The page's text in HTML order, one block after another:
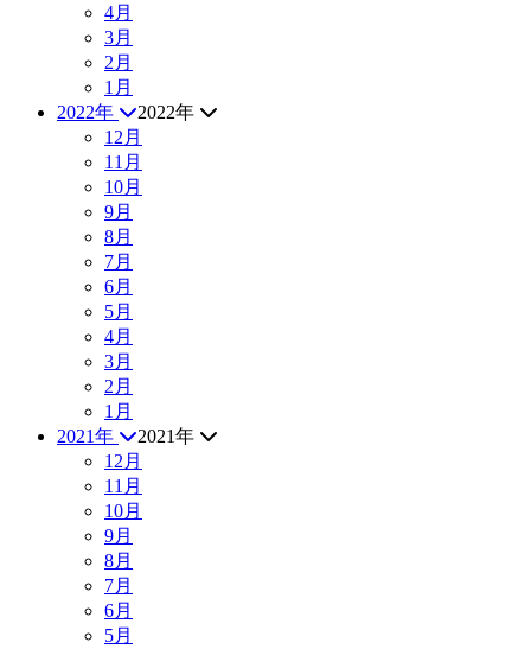
4月
3月
2月
1月
2022年
2022年
12月
11月
10月
9月
8月
7月
6月
5月
4月
3月
2月
1月
2021年
2021年
12月
11月
10月
9月
8月
7月
6月
5月